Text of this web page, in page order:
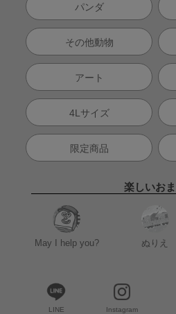
パンダ
その他動物
アート
4Lサイズ
限定商品
楽しいお
May I help you? ぬりえ
LINE Instagram